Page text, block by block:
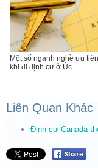
Một số ngành nghề ưu tiên
khi đi định cư ở Úc
Liên Quan Khác
Định cư Canada